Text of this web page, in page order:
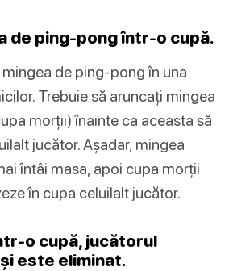
de ping-pong într-o cupă.
de ping-pong în una
Trebuie să aruncați mingea
morții) înainte ca aceasta să
jucător. Așadar, mingea
întâi masa, apoi cupa morții
în cupa celuilalt jucător.
o cupă, jucătorul
este eliminat.